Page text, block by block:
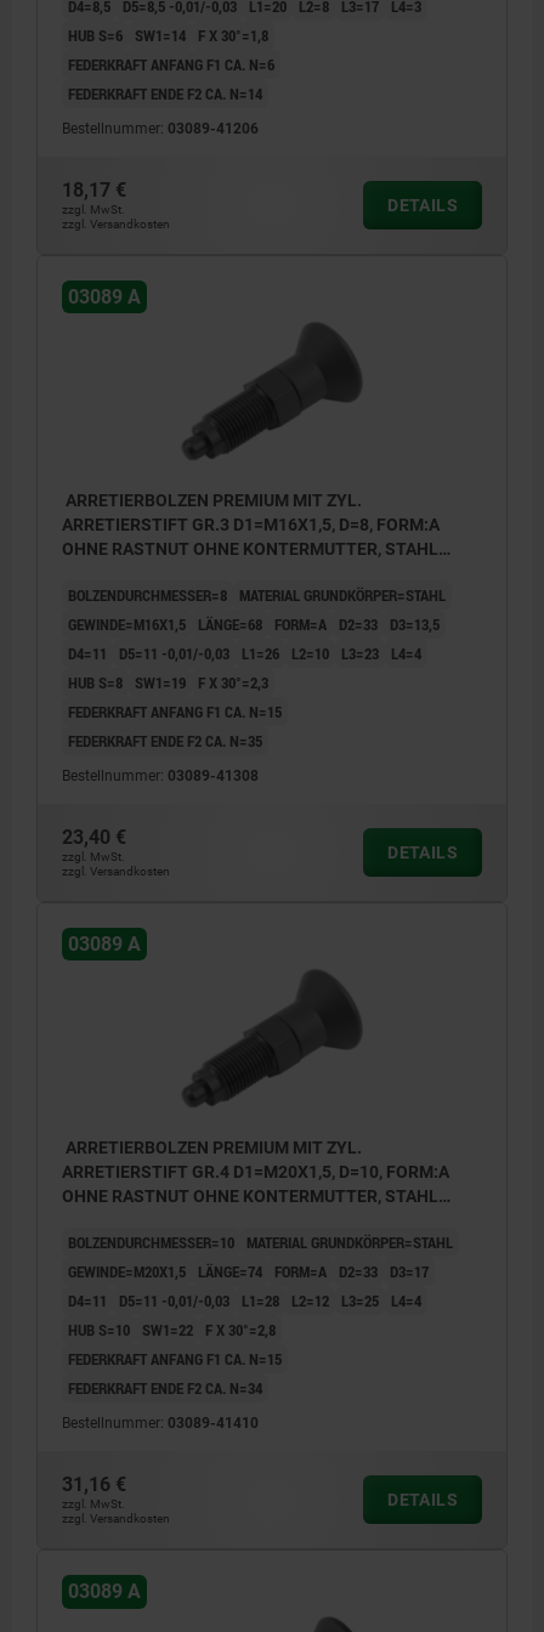
D4=8,5 D5=8,5 -0,01/-0,03 L1=20 L2=8 L3=17
L4=3
HUB S=6
SW1=14
F X 30°=1,8
FEDERKRAFT ANFANG F1 CA. N=6
FEDERKRAFT ENDE F2 CA. N=14
Bestellnummer: 03089-41206
18,17 €
zzgl. MwSt.
zzgl. Versandkosten
DETAILS
03089 A
ARRETIERBOLZEN PREMIUM MIT ZYL.
ARRETIERSTIFT GR.3 D1=M16X1,5, D=8, FORM:A
OHNE RASTNUT OHNE KONTERMUTTER, STAHL
SCHWARZGRAU RAL7021
BOLZENDURCHMESSER=8
MATERIAL GRUNDKÖRPER=STAHL
GEWINDE=M16X1,5
LÄNGE=68 FORM=A D2=33
D3=13,5
D4=11
D5=11 -0,01/-0,03 L1=26 L2=10 L3=23
L4=4
HUB S=8
SW1=19
F X 30°=2,3
FEDERKRAFT ANFANG F1 CA. N=15
FEDERKRAFT ENDE F2 CA. N=35
Bestellnummer: 03089-41308
23,40 €
zzgl. MwSt.
zzgl. Versandkosten
DETAILS
03089 A
ARRETIERBOLZEN PREMIUM MIT ZYL.
ARRETIERSTIFT GR.4 D1=M20X1,5, D=10, FORM:A
OHNE RASTNUT OHNE KONTERMUTTER, STAHL
SCHWARZGRAU RAL7021
BOLZENDURCHMESSER=10
MATERIAL GRUNDKÖRPER=STAHL
GEWINDE=M20X1,5
LÄNGE=74 FORM=A D2=33
D3=17
D4=11
D5=11 -0,01/-0,03 L1=28 L2=12 L3=25
L4=4
HUB S=10
SW1=22
F X 30°=2,8
FEDERKRAFT ANFANG F1 CA. N=15
FEDERKRAFT ENDE F2 CA. N=34
Bestellnummer: 03089-41410
31,16 €
zzgl. MwSt.
zzgl. Versandkosten
DETAILS
03089 A